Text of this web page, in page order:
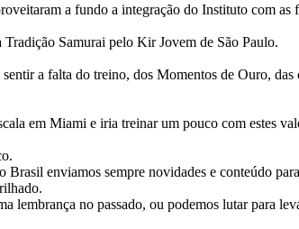
a fundo a integração do Instituto com
Samurai pelo Kir Jovem de São Paulo.
a falta do treino, dos Momentos de Ouro,
em Miami e iria treinar um pouco com estes
enviamos sempre novidades e conteúdo
lembrança no passado, ou podemos lutar para